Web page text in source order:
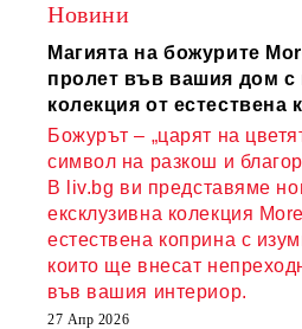
Новини
Магията на божурите
пролет във вашия дом с
колекция от естествена
Божурът – „царят на
символ на разкош и
В liv.bg ви представяме
ексклузивна колекция
естествена коприна с
които ще внесат
във вашия интериор.
27 Апр 2026